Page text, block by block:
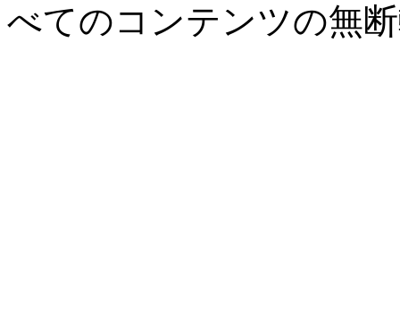
べてのコンテンツの無